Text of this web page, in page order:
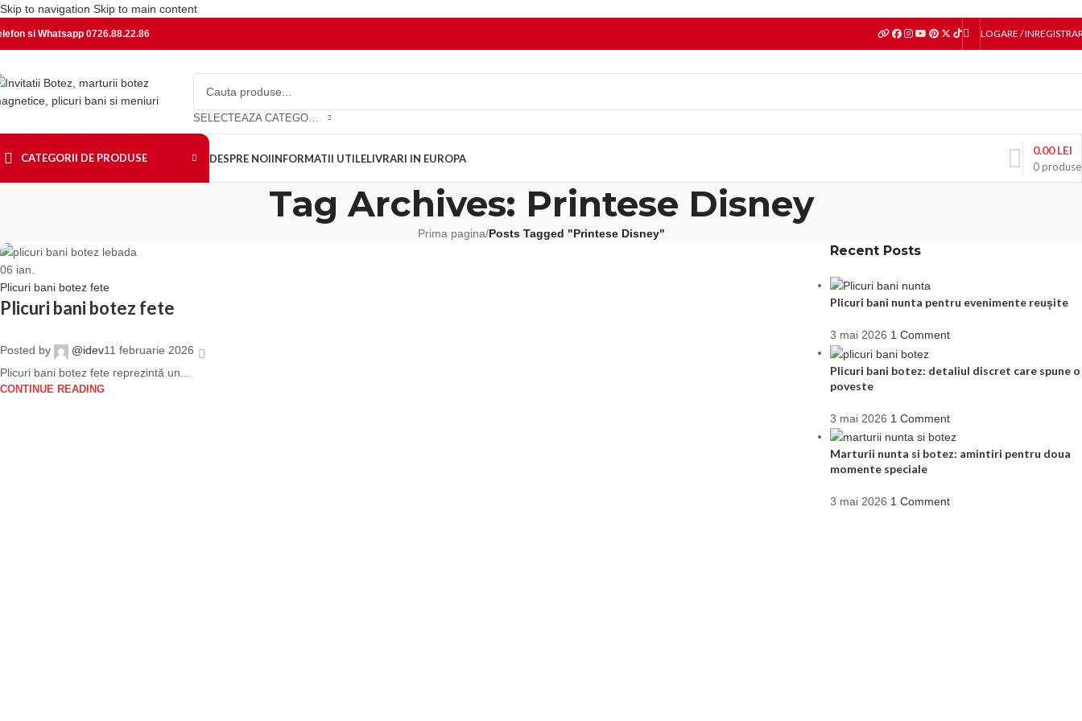
Skip to navigation Skip to main content
si Whatsapp 0726.88.22.86 LOGARE /
SELECTEAZA CATEGORIA
CATEGORII DE PRODUSE DESPRE NOIINFORMATII UTILELIVRARI IN EUROPA
0produse
0.00LEI
Tag Archives: Printese Disney
Prima pagina/Posts Tagged "Printese Disney"
06 ian.
Plicuri bani botez fete
Plicuri bani botez fete
Posted by @idev11 februarie 2026
Plicuri bani botez fete reprezintă un...
CONTINUE READING
Recent Posts
Plicuri bani nunta pentru evenimente reușite
3 mai 2026 1 Comment
Plicuri bani botez: detaliul discret care spune o
poveste
3 mai 2026 1 Comment
Marturii nunta si botez: amintiri pentru doua
momente speciale
3 mai 2026 1 Comment